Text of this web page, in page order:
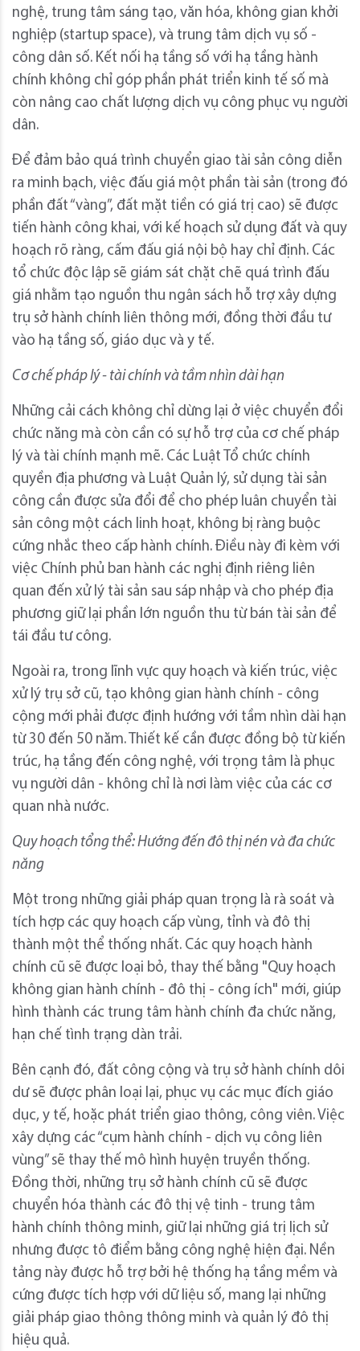
nghệ, trung tâm sáng tạo, văn hóa, không gian khởi
nghiệp (startup space), và trung tâm dịch vụ số -
công dân số. Kết nối hạ tầng số với hạ tầng hành
chính không chỉ góp phần phát triển kinh tế số mà
còn nâng cao chất lượng dịch vụ công phục vụ người
dân.
Để đảm bảo quá trình chuyển giao tài sản công diễn
ra minh bạch, việc đấu giá một phần tài sản (trong đó
phần đất “vàng”, đất mặt tiền có giá trị cao) sẽ được
tiến hành công khai, với kế hoạch sử dụng đất và quy
hoạch rõ ràng, cấm đấu giá nội bộ hay chỉ định. Các
tổ chức độc lập sẽ giám sát chặt chẽ quá trình đấu
giá nhằm tạo nguồn thu ngân sách hỗ trợ xây dựng
trụ sở hành chính liên thông mới, đồng thời đầu tư
vào hạ tầng số, giáo dục và y tế.
Cơ chế pháp lý - tài chính và tầm nhìn dài hạn
Những cải cách không chỉ dừng lại ở việc chuyển đổi
chức năng mà còn cần có sự hỗ trợ của cơ chế pháp
lý và tài chính mạnh mẽ. Các Luật Tổ chức chính
quyền địa phương và Luật Quản lý, sử dụng tài sản
công cần được sửa đổi để cho phép luân chuyển tài
sản công một cách linh hoạt, không bị ràng buộc
cứng nhắc theo cấp hành chính. Điều này đi kèm với
việc Chính phủ ban hành các nghị định riêng liên
quan đến xử lý tài sản sau sáp nhập và cho phép địa
phương giữ lại phần lớn nguồn thu từ bán tài sản để
tái đầu tư công.
Ngoài ra, trong lĩnh vực quy hoạch và kiến trúc, việc
xử lý trụ sở cũ, tạo không gian hành chính - công
cộng mới phải được định hướng với tầm nhìn dài hạn
từ 30 đến 50 năm. Thiết kế cần được đồng bộ từ kiến
trúc, hạ tầng đến công nghệ, với trọng tâm là phục
vụ người dân - không chỉ là nơi làm việc của các cơ
quan nhà nước.
Quy hoạch tổng thể: Hướng đến đô thị nén và đa chức
năng
Một trong những giải pháp quan trọng là rà soát và
tích hợp các quy hoạch cấp vùng, tỉnh và đô thị
thành một thể thống nhất. Các quy hoạch hành
chính cũ sẽ được loại bỏ, thay thế bằng "Quy hoạch
không gian hành chính - đô thị - công ích" mới, giúp
hình thành các trung tâm hành chính đa chức năng,
hạn chế tình trạng dàn trải.
Bên cạnh đó, đất công cộng và trụ sở hành chính dôi
dư sẽ được phân loại lại, phục vụ các mục đích giáo
dục, y tế, hoặc phát triển giao thông, công viên. Việc
xây dựng các “cụm hành chính - dịch vụ công liên
vùng” sẽ thay thế mô hình huyện truyền thống.
Đồng thời, những trụ sở hành chính cũ sẽ được
chuyển hóa thành các đô thị vệ tinh - trung tâm
hành chính thông minh, giữ lại những giá trị lịch sử
nhưng được tô điểm bằng công nghệ hiện đại. Nền
tảng này được hỗ trợ bởi hệ thống hạ tầng mềm và
cứng được tích hợp với dữ liệu số, mang lại những
giải pháp giao thông thông minh và quản lý đô thị
hiệu quả.